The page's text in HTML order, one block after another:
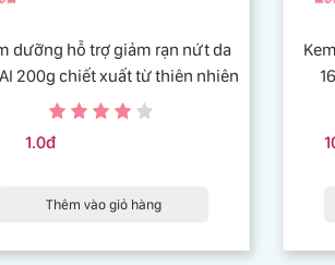
dưỡng hỗ trợ giảm rạn nứt da
AI 200g chiết xuất từ thiên nhiên
1.0đ
Thêm vào giỏ hàng